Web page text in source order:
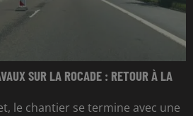
SUR LA ROCADE : RETOUR À LA
le chantier se termine avec une